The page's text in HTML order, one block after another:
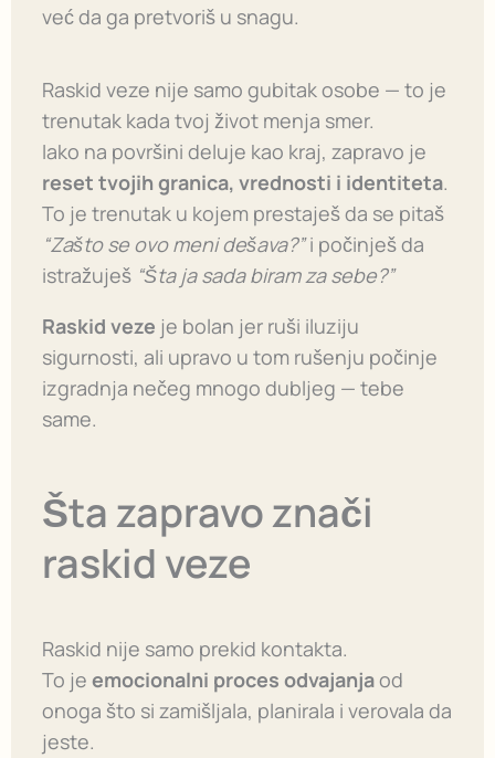
već da ga pretvoriš u snagu.
Raskid veze nije samo gubitak osobe — to je
trenutak kada tvoj život menja smer.
Iako na površini deluje kao kraj, zapravo je
reset tvojih granica, vrednosti i identiteta.
To je trenutak u kojem prestaješ da se pitaš
“Zašto se ovo meni dešava?”i počinješ da
istražuješ “Šta ja sada biram za sebe?”
Raskid veze je bolan jer ruši iluziju
sigurnosti, ali upravo u tom rušenju počinje
izgradnja nečeg mnogo dubljeg — tebe
same.
Šta zapravo znači
raskid veze
Raskid nije samo prekid kontakta.
To je emocionalni proces odvajanjaod
onoga što si zamišljala, planirala i verovala da
jeste.